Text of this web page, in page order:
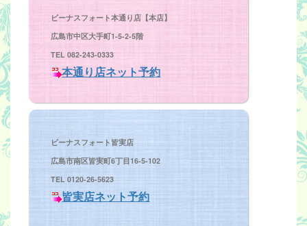
ビーナスフォート本通り店【本店】
広島市中区大手町1-5-2-5階
TEL 082-243-0333
本通り店ネット予約
ビーナスフォート皆実店
広島市南区皆実町6丁目16-5-102
TEL 0120-26-5623
皆実店ネット予約